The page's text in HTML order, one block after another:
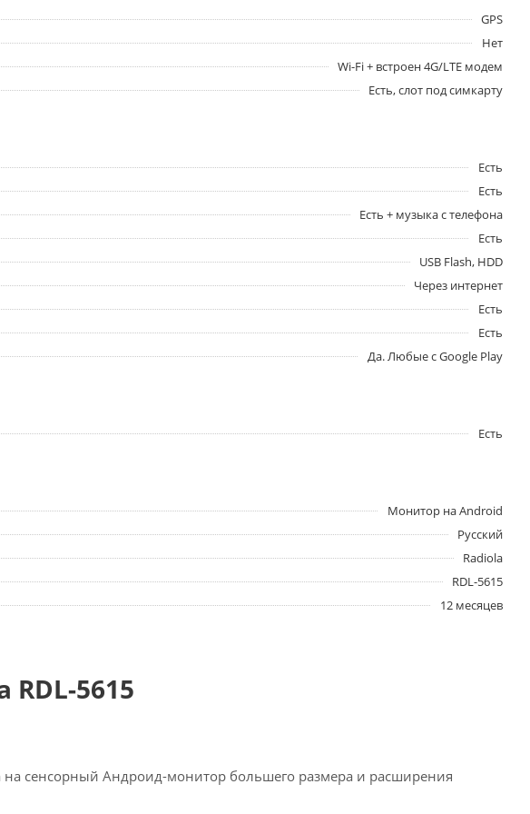
GPS
Нет
Wi-Fi + встроен 4G/LTE модем
Есть, слот под симкарту
Есть
Есть
Есть + музыка с телефона
Есть
USB Flash, HDD
Через интернет
Есть
Есть
Да. Любые с Google Play
Есть
Монитор на Android
Русский
Radiola
RDL-5615
12 месяцев
5615
сенсорный Андроид-монитор большего размера и расширения